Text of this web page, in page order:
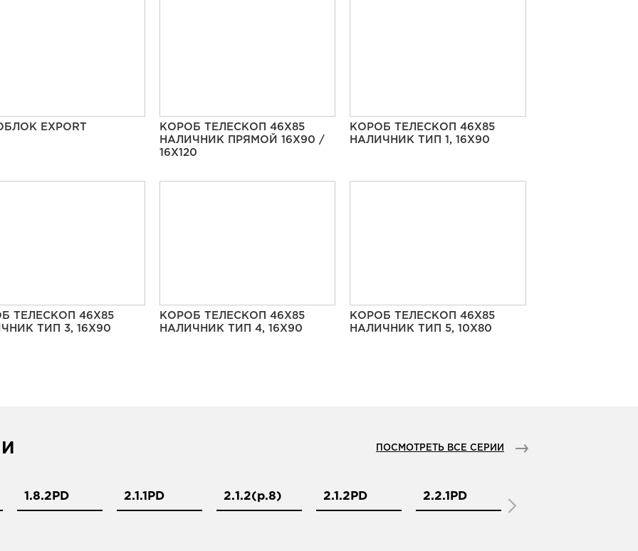
EXPORT
КОРОБ ТЕЛЕСКОП 46Х85
НАЛИЧНИК ПРЯМОЙ 16Х90 /
16Х120
КОРОБ ТЕЛЕСКОП 46Х85
НАЛИЧНИК ТИП 1, 16Х90
ТЕЛЕСКОП 46Х85
ТИП 3, 16Х90
КОРОБ ТЕЛЕСКОП 46Х85
НАЛИЧНИК ТИП 4, 16Х90
КОРОБ ТЕЛЕСКОП 46Х85
НАЛИЧНИК ТИП 5, 10Х80
ПОСМОТРЕТЬ ВСЕ СЕРИИ
1.8.2PD 2.1.1PD 2.1.2(р.8) 2.1.2PD 2.2.1PD